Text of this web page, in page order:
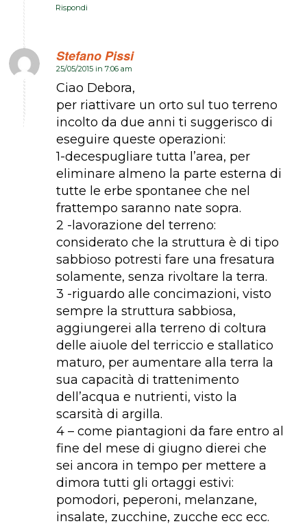
Rispondi
Stefano Pissi
dice:
25/05/2015 in 7:06 am
Ciao Debora,
per riattivare un orto sul tuo terreno
incolto da due anni ti suggerisco di
eseguire queste operazioni:
1-decespugliare tutta l’area, per
eliminare almeno la parte esterna di
tutte le erbe spontanee che nel
frattempo saranno nate sopra.
2 -lavorazione del terreno:
considerato che la struttura è di tipo
sabbioso potresti fare una fresatura
solamente, senza rivoltare la terra.
3 -riguardo alle concimazioni, visto
sempre la struttura sabbiosa,
aggiungerei alla terreno di coltura
delle aiuole del terriccio e stallatico
maturo, per aumentare alla terra la
sua capacità di trattenimento
dell’acqua e nutrienti, visto la
scarsità di argilla.
4 – come piantagioni da fare entro al
fine del mese di giugno dierei che
sei ancora in tempo per mettere a
dimora tutti gli ortaggi estivi:
pomodori, peperoni, melanzane,
insalate, zucchine, zucche ecc ecc.